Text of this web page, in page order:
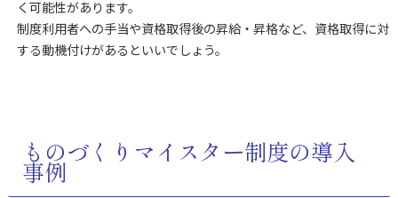
く可能性があります。
制度利用者への手当や資格取得後の昇給・昇格など、資格取得に対
する動機付けがあるといいでしょう。
ものづくりマイスター制度の導入
事例